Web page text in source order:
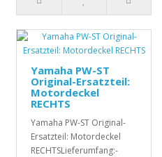
Yamaha PW-ST
Original-Ersatzteil:
Motordeckel
RECHTS
Yamaha PW-ST Original-
Ersatzteil: Motordeckel
RECHTSLieferumfang:-